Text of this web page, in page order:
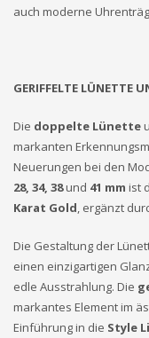
auch moderne
GERIFFELTE LÜNETTE
Die doppelte Lünette
markanten
Neuerungen bei den
28, 34, 38und 41 mm ist
Karat Gold , ergänzt
Die Gestaltung der
einen einzigartigen
edle Ausstrahlung. Die
markantes Element im
Einführung in die Style